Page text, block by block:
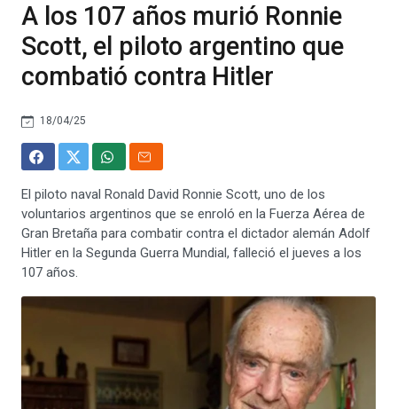
A los 107 años murió Ronnie
Scott, el piloto argentino que
combatió contra Hitler
18/04/25
El piloto naval Ronald David Ronnie Scott, uno de los
voluntarios argentinos que se enroló en la Fuerza Aérea de
Gran Bretaña para combatir contra el dictador alemán Adolf
Hitler en la Segunda Guerra Mundial, falleció el jueves a los
107 años.